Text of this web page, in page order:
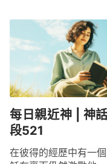
片段，都在萬物中
説着造物主的奇妙
佳話將永遠被萬物
力顯示給萬物的是
了神的權柄與神的
神是無處不在、無
受時間、地理、空
與他能力的範圍超
每日親近神 | 神
段521
在彼得的經歷中有一